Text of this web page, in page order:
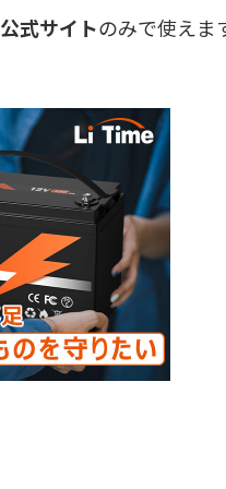
公式サイトのみで使えま